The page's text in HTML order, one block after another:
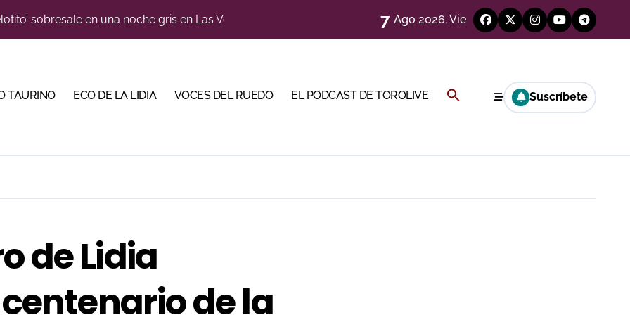
cuadro de honor de las Colombinas 2026
con descuentos y una corrida homenaje al Málaga CF
para Morante y Manzanares en Illumbe (Vídeo e imágenes desde el campo)
su temporada de figura y el palco niega el premio a Roca Rey
7 Ago 2026, Vie
TAURINO ECO DE LA LIDIA VOCES DEL RUEDO EL PODCAST DE TOROLIVE Buscar: Suscríbete
de Lidia
de la